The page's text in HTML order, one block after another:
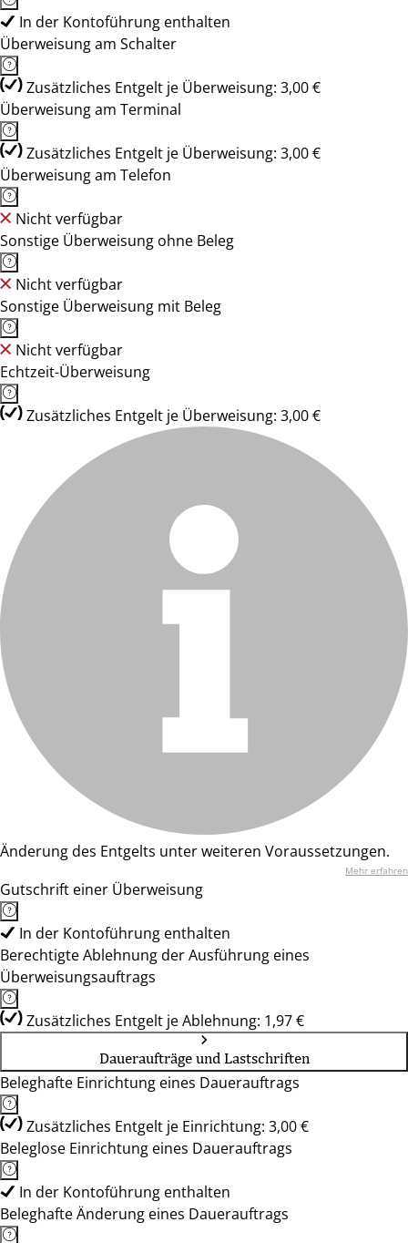
In der Kontoführung enthalten
Überweisung am Schalter
Zusätzliches Entgelt je Überweisung: 3,00 €
Überweisung am Terminal
Zusätzliches Entgelt je Überweisung: 3,00 €
Überweisung am Telefon
Nicht verfügbar
Sonstige Überweisung ohne Beleg
Nicht verfügbar
Sonstige Überweisung mit Beleg
Nicht verfügbar
Echtzeit-Überweisung
Zusätzliches Entgelt je Überweisung: 3,00 €
Änderung des Entgelts unter weiteren Voraussetzungen.
Mehr erfahren
Gutschrift einer Überweisung
In der Kontoführung enthalten
Berechtigte Ablehnung der Ausführung eines
Überweisungsauftrags
Zusätzliches Entgelt je Ablehnung: 1,97 €
Daueraufträge und Lastschriften
Beleghafte Einrichtung eines Dauerauftrags
Zusätzliches Entgelt je Einrichtung: 3,00 €
Beleglose Einrichtung eines Dauerauftrags
In der Kontoführung enthalten
Beleghafte Änderung eines Dauerauftrags